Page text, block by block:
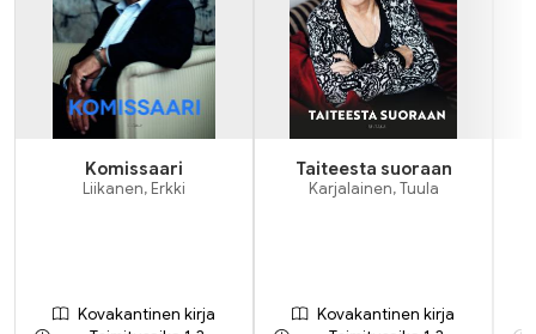
Komissaari
Liikanen, Erkki
Kovakantinen kirja
Taiteesta suoraan
Karjalainen, Tuula
Kovakantinen kirja